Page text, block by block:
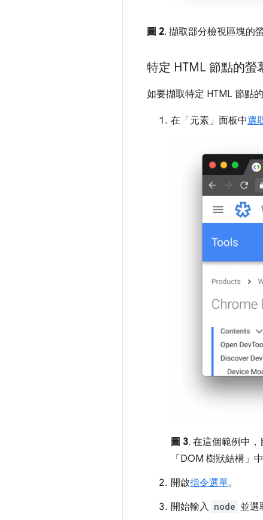
圖 2. 擷取部分檢視區塊的
特定 HTML 節點的螢
如要擷取特定 HTML 節點
在「元素」 面板中選
圖 3. 在這個範例中，
「DOM 樹狀結構」
開啟指令選單。
開始輸入 node 並選